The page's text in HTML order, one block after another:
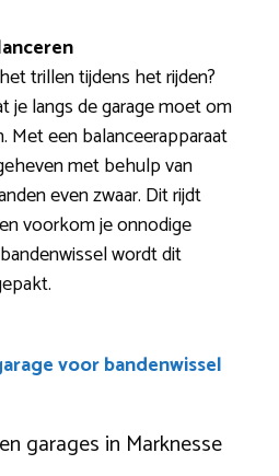
trillen tijdens het rijden?
je langs de garage moet om
Met een balanceerapparaat
met behulp van
even zwaar. Dit rijdt
voorkom je onnodige
wordt dit
voor bandenwissel
garages in Marknesse